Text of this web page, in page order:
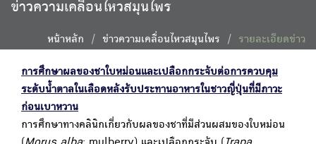
ข่าวความเคลื่อนไหวสมุนไพร
หน้าหลัก ข่าวความเคลื่อนไหวสมุนไพร รายละเอียดข่าว
การศึกษาผลของชาใบหม่อนและเปลือกกระจับต่อการควบคุม
ระดับน้ำตาลในเลือดหลังรับประทานอาหารในชาวญี่ปุ่นที่มีภาวะ
ก่อนเบาหวาน
การศึกษาทางคลินิกเกี่ยวกับผลของชาที่มีส่วนผสมของใบหม่อน